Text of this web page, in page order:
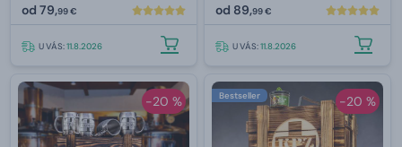
od 79,99 €
U VÁS:11.8.2026
od 89,99 €
U VÁS:11.8.2026
-20 % -20 %
Bestseller